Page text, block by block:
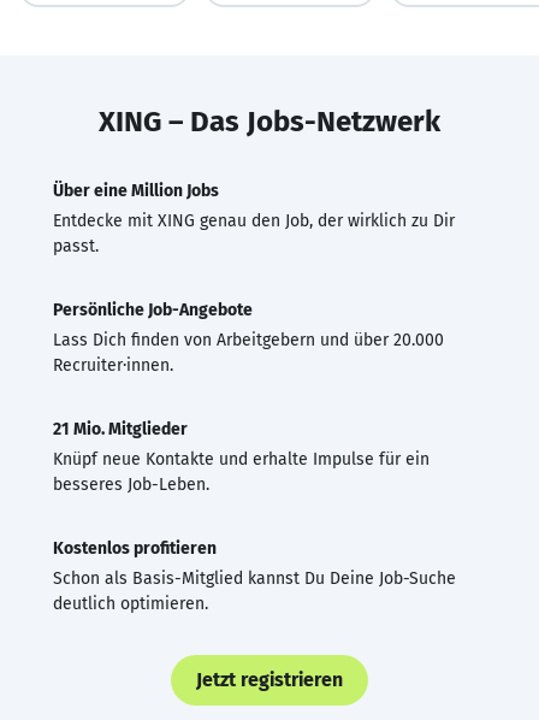
XING – Das Jobs-Netzwerk
Über eine Million Jobs
Entdecke mit XING genau den Job, der wirklich zu Dir
passt.
Persönliche Job-Angebote
Lass Dich finden von Arbeitgebern und über 20.000
Recruiter·innen.
21 Mio. Mitglieder
Knüpf neue Kontakte und erhalte Impulse für ein
besseres Job-Leben.
Kostenlos profitieren
Schon als Basis-Mitglied kannst Du Deine Job-Suche
deutlich optimieren.
Jetzt registrieren